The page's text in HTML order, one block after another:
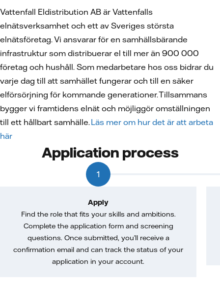
Vattenfall Eldistribution AB är Vattenfalls
elnätsverksamhet och ett av Sveriges största
elnätsföretag. Vi ansvarar för en samhällsbärande
infrastruktur som distribuerar el till mer än 900 000
företag och hushåll. Som medarbetare hos oss bidrar du
varje dag till att samhället fungerar och till en säker
elförsörjning för kommande generationer. Tillsammans
bygger vi framtidens elnät och möjliggör omställningen
till ett hållbart samhälle.Läs mer om hur det är att arbeta
här
Application process
1
Apply
Find the role that fits your skills and ambitions.
Complete the application form and screening
questions. Once submitted, you’ll receive a
confirmation email and can track the status of your
application in your account.